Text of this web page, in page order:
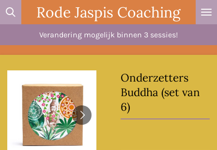
Ga
direct
Rode Jaspis Coaching
Verandering mogelijk binnen 3 sessies!
Onderzetters
Buddha (set van
6)